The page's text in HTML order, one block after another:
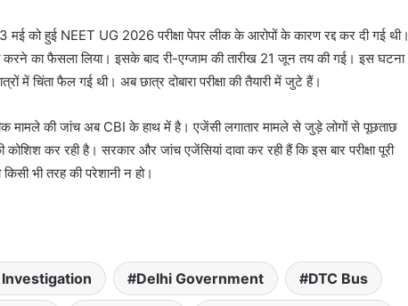
3 मई को हुई NEET UG 2026 परीक्षा पेपर लीक के आरोपों के कारण रद्द कर दी गई थी।
करने का फैसला लिया। इसके बाद री-एग्जाम की तारीख 21 जून तय की गई। इस घटना
में चिंता फैल गई थी। अब छात्र दोबारा परीक्षा की तैयारी में जुटे हैं।
मामले की जांच अब CBI के हाथ में है। एजेंसी लगातार मामले से जुड़े लोगों से पूछताछ
कर रही है। सरकार और जांच एजेंसियां दावा कर रही हैं कि इस बार परीक्षा पूरी
किसी भी तरह की परेशानी न हो।
Investigation Delhi Government DTC Bus